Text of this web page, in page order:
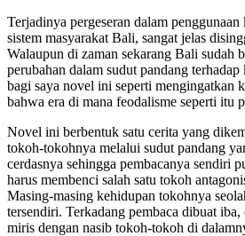
Terjadinya pergeseran dalam penggunaan
sistem masyarakat Bali, sangat jelas
Walaupun di zaman sekarang Bali sudah
perubahan dalam sudut pandang
bagi saya novel ini seperti mengingatkan
bahwa era di mana feodalisme seperti itu
Novel ini berbentuk satu cerita yang
tokoh-tokohnya melalui sudut pandang
cerdasnya sehingga pembacanya sendiri
harus membenci salah satu tokoh
Masing-masing kehidupan tokohnya
tersendiri. Terkadang pembaca dibuat
miris dengan nasib tokoh-tokoh di